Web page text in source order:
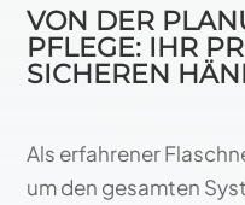
VON DER
PFLEGE: IHR
SICHEREN
Als erfahrener
um den gesamten